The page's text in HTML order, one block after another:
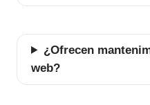
¿Ofrecen
web?